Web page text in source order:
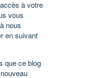
à votre
vous
nous
en suivant
que ce blog